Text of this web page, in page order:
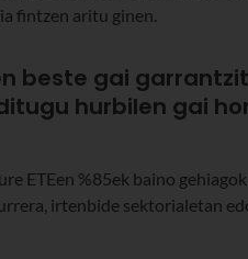
fintzen aritu ginen.
beste gai
hurbilen gai
ETEen %85ek baino
irtenbide sektorialetan